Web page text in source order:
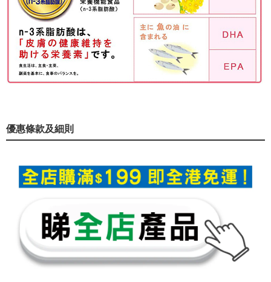
優惠條款及細則